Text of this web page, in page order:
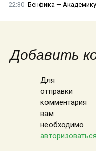
22:30 Бенфика —
Добавить
Для
отправки
комментария
вам
необходимо
авторизоваться